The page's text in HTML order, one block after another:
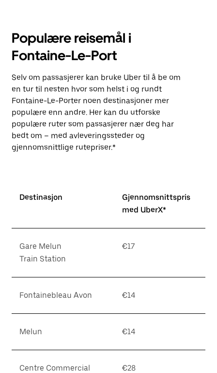
Populære reisemål i
Fontaine-Le-Port
Selv om passasjerer kan bruke Uber til å be om
en tur til nesten hvor som helst i og rundt
Fontaine-Le-Porter noen destinasjoner mer
populære enn andre. Her kan du utforske
populære ruter som passasjerer nær deg har
bedt om – med avleveringssteder og
gjennomsnittlige rutepriser.*
Destinasjon
Gjennomsnittspris
med UberX*
Gare Melun
Train Station
€17
Fontainebleau Avon €14
Melun €14
Centre Commercial
€28